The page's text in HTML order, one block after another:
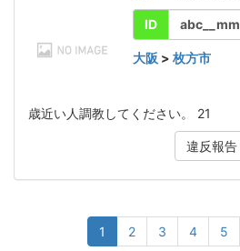
ID abc__mm
大阪 > 枚方市
歳近い人調教してください。 21
違反報告
1 2 3 4 5